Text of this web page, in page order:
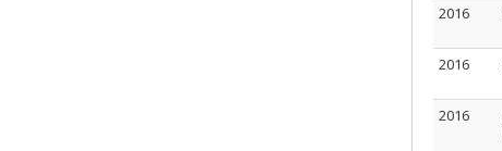
2016
2016
2016